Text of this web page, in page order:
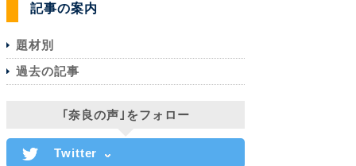
記事の案内
題材別
過去の記事
｢奈良の声｣をフォロー
Twitter